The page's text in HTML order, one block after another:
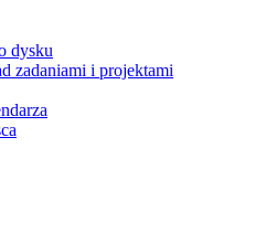
dysku
zadaniami i projektami